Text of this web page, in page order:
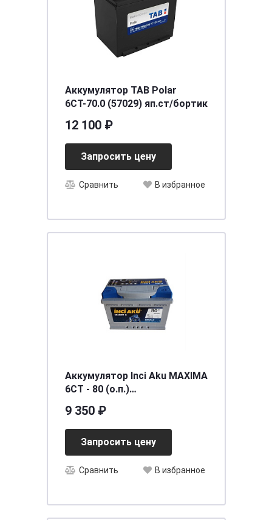
Аккумулятор TAB Polar
6СТ-70.0 (57029) яп.ст/бортик
12 100 ₽
Запросить цену
Сравнить В избранное
Аккумулятор Inci Aku MAXIMA
6СТ - 80 (о.п.)
9 350 ₽
Запросить цену
Сравнить В избранное